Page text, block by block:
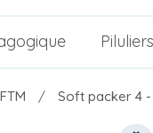
Soft packer 4 -